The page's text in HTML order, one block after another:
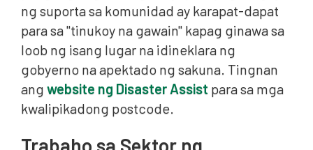
ng suporta sa komunidad ay karapat-dapat
para sa "tinukoy na gawain" kapag ginawa sa
loob ng isang lugar na idineklara ng
gobyerno na apektado ng sakuna. Tingnan
ang website ng Disaster Assist para sa mga
kwalipikadong postcode.
Trabaho sa Sektor ng